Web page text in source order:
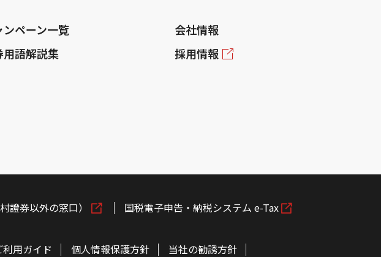
ンペーン一覧
用語解説集
会社情報
採用情報
證券以外の窓口） 国税電子申告・納税システム e-Tax
利用ガイド 個人情報保護方針
当社の勧誘方針